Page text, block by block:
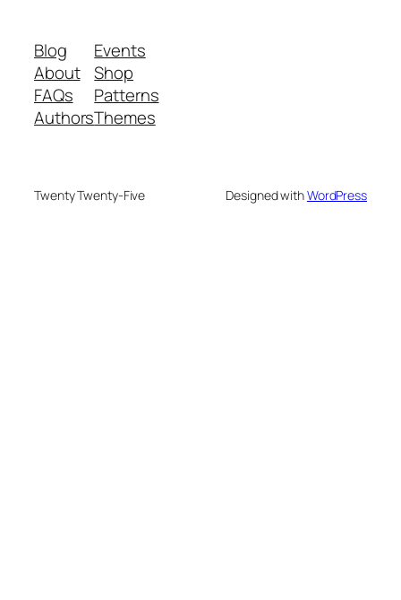
Blog
About
FAQs
Authors
Events
Shop
Patterns
Themes
Twenty Twenty-Five Designed withWordPress